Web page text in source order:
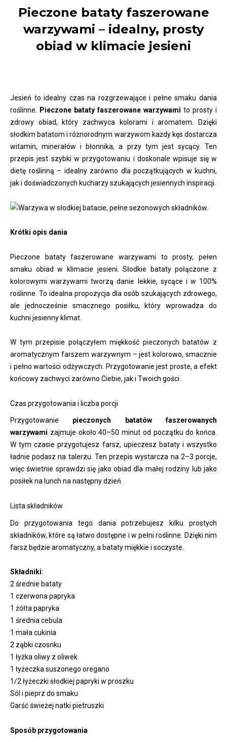
Pieczone bataty faszerowane
warzywami – idealny, prosty
obiad w klimacie jesieni
Jesień to idealny czas na rozgrzewające i pełne smaku dania
roślinne.
Pieczone bataty faszerowane warzywami to prosty i
zdrowy obiad, który zachwyca kolorami i aromatem. Dzięki
słodkim batatom i różnorodnym warzywom każdy kęs dostarcza
witamin, minerałów i błonnika, a przy tym jest sycący. Ten
przepis jest szybki w przygotowaniu i doskonale wpisuje się w
dietę roślinną – idealny zarówno dla początkujących w kuchni,
jak i doświadczonych kucharzy szukających jesiennych inspiracji.
Krótki opis dania
Pieczone bataty faszerowane warzywami to prosty, pełen
smaku obiad w klimacie jesieni. Słodkie bataty połączone z
kolorowymi warzywami tworzą danie lekkie, sycące i w 100%
roślinne. To idealna propozycja dla osób szukających zdrowego,
ale jednocześnie smacznego posiłku, który wprowadza do
kuchni jesienny klimat.
W tym przepisie połączyłem miękkość pieczonych batatów z
aromatycznym farszem warzywnym – jest kolorowo, smacznie
i pełno wartości odżywczych. Przygotowanie jest proste, a efekt
końcowy zachwyci zarówno Ciebie, jak i Twoich gości.
Czas przygotowania i liczba porcji
Przygotowanie pieczonych batatów faszerowanych
warzywami zajmuje około 40–50 minut od początku do końca.
W tym czasie przygotujesz farsz, upieczesz bataty i wszystko
ładnie podasz na talerzu. Ten przepis wystarcza na 2–3 porcje,
więc świetnie sprawdzi się jako obiad dla małej rodziny lub jako
posiłek na lunch na następny dzień.
Lista składników
Do przygotowania tego dania potrzebujesz kilku prostych
składników, które są łatwo dostępne i w pełni roślinne. Dzięki nim
farsz będzie aromatyczny, a bataty miękkie i soczyste.
Składniki:
2 średnie bataty
1 czerwona papryka
1 żółta papryka
1 średnia cebula
1 mała cukinia
2 ząbki czosnku
1 łyżka oliwy z oliwek
1 łyżeczka suszonego oregano
1/2 łyżeczki słodkiej papryki w proszku
Sól i pieprz do smaku
Garść świeżej natki pietruszki
Sposób przygotowania